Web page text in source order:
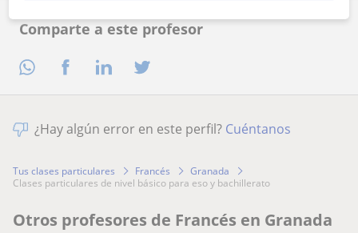
Comparte a este profesor
¿Hay algún error en este perfil? Cuéntanos
Tus clases particulares Francés
Granada
clases particulares de nivel básico para eso y bachillerato
Otros profesores de Francés en Granada